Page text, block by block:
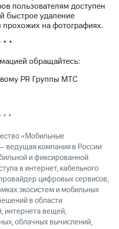
пользователям доступен
быстрое удаление
на фотографиях.
* *
обращайтесь:
PR Группы МТС
* *
«Мобильные
компания в России
и фиксированной
в интернет, кабельного
цифровых сервисов,
экосистем и мобильных
в области
интернета вещей,
облачных вычислений,